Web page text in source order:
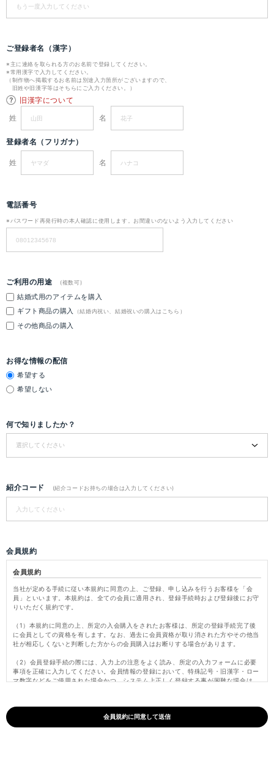
ご登録者名（漢字）
※主に連絡を取られる方のお名前で登録してください。
※常用漢字で入力してください。
（制作物へ掲載するお名前は別途入力箇所がございますので、
旧姓や旧漢字等はそちらにご入力ください。）
旧漢字について
姓
名
登録者名（フリガナ）
姓 名
電話番号
※パスワード再発行時の本人確認に使用します。お間違いのないよう入力してください
ご利用の用途 (複数可)
結婚式用のアイテムを購入
ギフト商品の購入
（結婚内祝い、結婚祝いの購入はこちら）
その他商品の購入
お得な情報の配信
希望する
希望しない
何で知りましたか？
紹介コード (紹介コードお持ちの場合は入力してください)
会員規約
会員規約
当社が定める手続に従い本規約に同意の上、ご登録、申し込みを行うお客様を「会
員」といいます。本規約は、全ての会員に適用され、登録手続時および登録後にお守
りいただく規約です。
（1）本規約に同意の上、所定の入会購入をされたお客様は、所定の登録手続完了後
に会員としての資格を有します。なお、過去に会員資格が取り消された方やその他当
社が相応しくないと判断した方からの会員購入はお断りする場合があります。
（2）会員登録手続の際には、入力上の注意をよく読み、所定の入力フォームに必要
事項を正確に入力してください。会員情報の登録において、特殊記号・旧漢字・ロー
マ数字などをご使用された場合かつ、システム上正しく登録する事が困難な場合は、
（3）パスワードは会員本人のみが利用できるものとし、第三者に譲渡・貸与できな
いものとします。また、他人に知られることがないよう定期的に変更する等、会員本
人が責任をもって管理してください。パスワードを用いて当社に対して行われた意思